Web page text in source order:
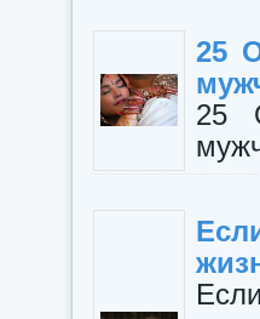
25
25